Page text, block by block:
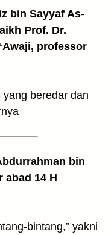
bin Sayyaf As-
Prof. Dr.
professor
beredar dan
bin
abad 14 H
bintang,” yakni